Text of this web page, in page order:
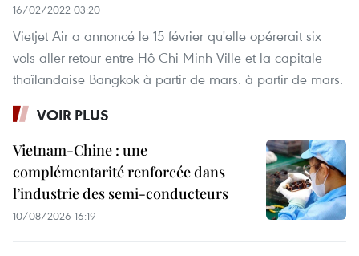
16/02/2022 03:20
Vietjet Air a annoncé le 15 février qu'elle opérerait six
vols aller-retour entre Hô Chi Minh-Ville et la capitale
thaïlandaise Bangkok à partir de mars. à partir de mars.
VOIR PLUS
Vietnam-Chine : une
complémentarité renforcée dans
l’industrie des semi-conducteurs
10/08/2026 16:19